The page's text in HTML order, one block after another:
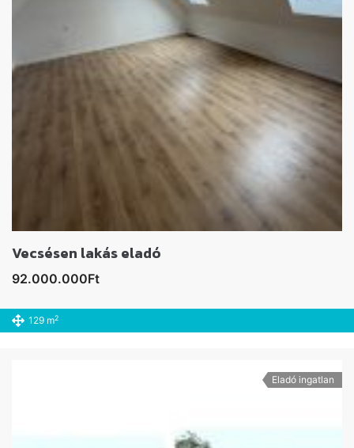
Vecsésen lakás eladó
92.000.000Ft
129 m2
Eladó ingatlan